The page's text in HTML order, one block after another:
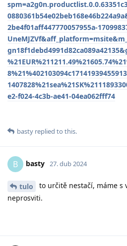
2be4f01aff447770057955a-
e2-f024-4c3b-ae41-04ea062fff74
basty replied to this.
B basty 27. dub 2024
tulo
to určitě nestačí, máme s
neprosviti.